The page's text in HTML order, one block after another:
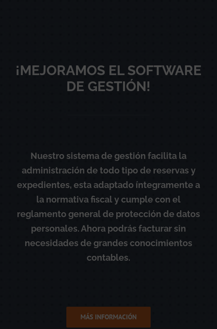
¡MEJORAMOS EL SOFTWARE
DE GESTIÓN!
Nuestro sistema de gestión facilita la
administración de todo tipo de reservas y
expedientes, esta adaptado íntegramente a
la normativa fiscal y cumple con el
reglamento general de protección de datos
personales. Ahora podrás facturar sin
necesidades de grandes conocimientos
contables.
MÁS INFORMACIÓN